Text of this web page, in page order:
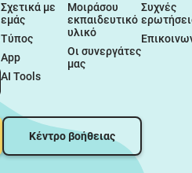
Σχετικά με
εμάς
Τύπος
App
AI Tools
Μοιράσου
εκπαιδευτικό
υλικό
Οι συνεργάτες
μας
Συχνές
Κέντρο βοήθειας